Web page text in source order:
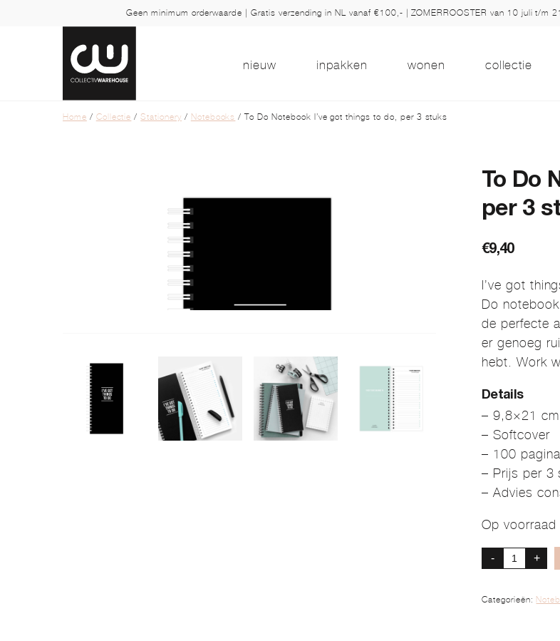
Geen minimum orderwaarde | Gratis verzending in NL vanaf €100,- | ZOMERROOSTER van 10 juli t/m
nieuw inpakken wonen collectie
Home / Collectie /Stationery / Notebooks / To Do Notebook I’ve got things to do, per 3 stuks
To Do
per 3
€9,40
I’ve got
Do
de perfecte
er genoeg
hebt. Work
Details
– 9,8×21 cm
– Softcover
– 100
– Prijs per 3
– Advies
Op voorraad
- +
Categorieën: